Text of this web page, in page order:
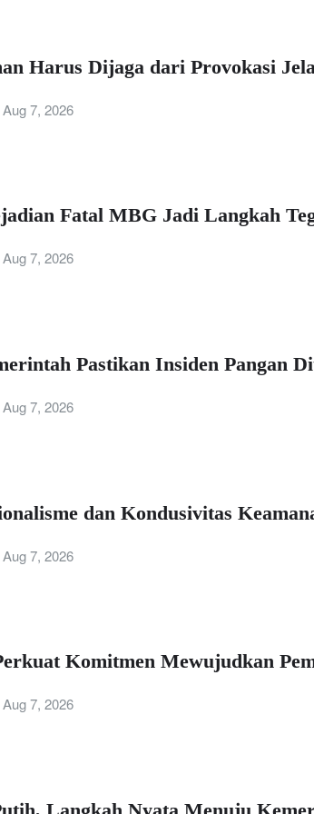
Harus Dijaga dari Provokasi
Aug 7, 2026
Fatal MBG Jadi Langkah
Aug 7, 2026
Pastikan Insiden Pangan
Aug 7, 2026
dan Kondusivitas
Aug 7, 2026
Komitmen Mewujudkan
Aug 7, 2026